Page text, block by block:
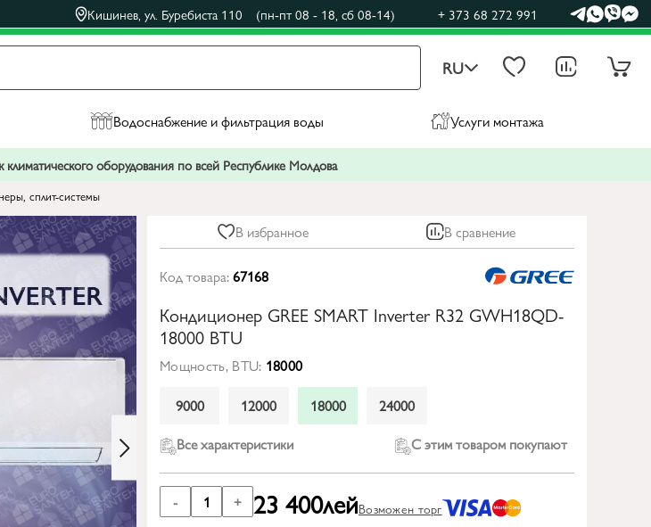
Кишинев, ул. Буребиста 110 (пн-пт 08 - 18, сб 08-14) + 373 68 272 991
RU
Водоснабжение и фильтрация воды Услуги монтажа
оборудования по всей Республике Молдова
сплит-системы
В избранное В сравнение
Код товара:67168
Кондиционер GREE SMART Inverter R32 GWH18QD-
18000 BTU
Мощность, BTU: 18000
9000
12000 18000
24000
Все характеристики
С этим товаром покупают
- 1 + 23 400лейВозможен торг